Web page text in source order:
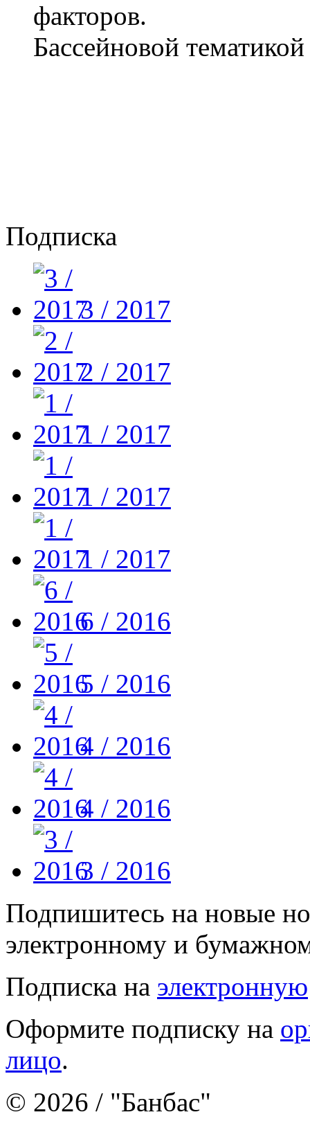
факторов.
Бассейновой
Подписка
3 / 2017
2 / 2017
1 / 2017
1 / 2017
1 / 2017
6 / 2016
5 / 2016
4 / 2016
4 / 2016
3 / 2016
Подпишитесь на новые
электронному и
Подписка на электронную
Оформите подписку на
лицо.
© 2026 / "Банбас"